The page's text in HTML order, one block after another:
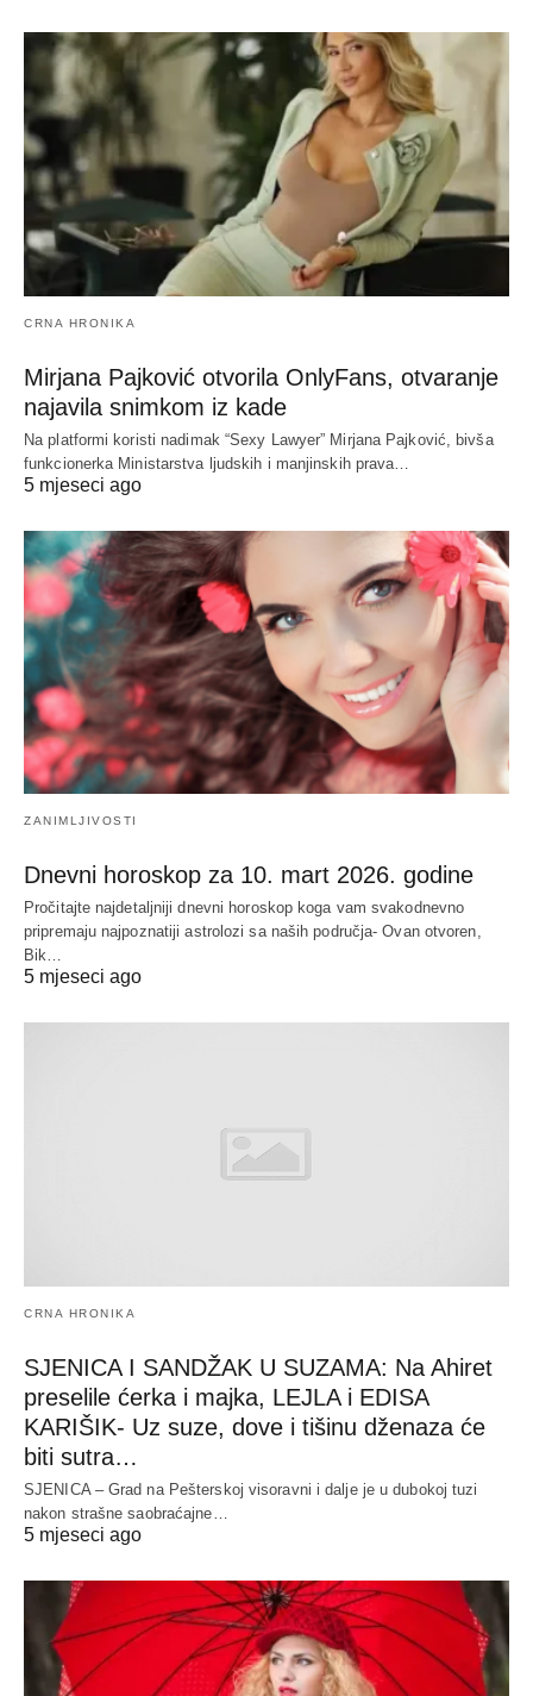
CRNA HRONIKA
Mirjana Pajković otvorila OnlyFans, otvaranje
najavila snimkom iz kade
Na platformi koristi nadimak “Sexy Lawyer” Mirjana Pajković, bivša
funkcionerka Ministarstva ljudskih i manjinskih prava…
5 mjeseci ago
ZANIMLJIVOSTI
Dnevni horoskop za 10. mart 2026. godine
Pročitajte najdetaljniji dnevni horoskop koga vam svakodnevno
pripremaju najpoznatiji astrolozi sa naših područja- Ovan otvoren,
Bik…
5 mjeseci ago
CRNA HRONIKA
SJENICA I SANDŽAK U SUZAMA: Na Ahiret
preselile ćerka i majka, LEJLA i EDISA
KARIŠIK- Uz suze, dove i tišinu dženaza će
biti sutra…
SJENICA – Grad na Pešterskoj visoravni i dalje je u dubokoj tuzi
nakon strašne saobraćajne…
5 mjeseci ago